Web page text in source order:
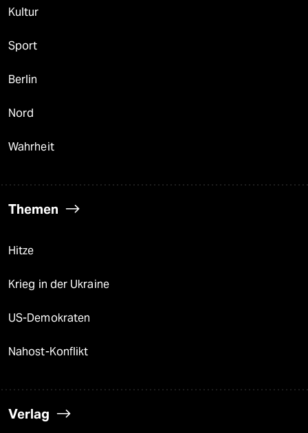
Kultur
Sport
Berlin
Nord
Wahrheit
Themen
Hitze
Krieg in der Ukraine
US-Demokraten
Nahost-Konflikt
Verlag